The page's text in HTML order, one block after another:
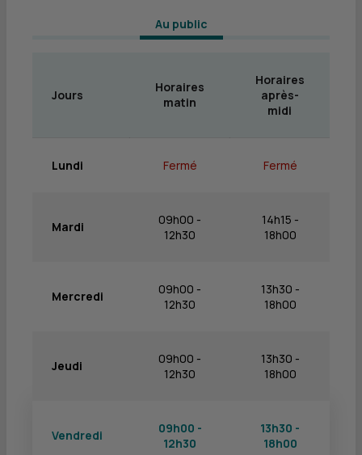
Au public
Jours
Horaires
matin
Horaires
après-
midi
Lundi Fermé Fermé
Mardi
09h00 -
12h30
14h15 -
18h00
Mercredi
09h00 -
12h30
13h30 -
18h00
Jeudi
09h00 -
12h30
13h30 -
18h00
Vendredi
09h00 -
12h30
13h30 -
18h00